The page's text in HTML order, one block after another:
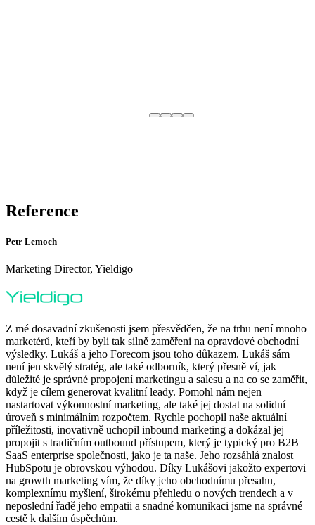
Reference
Petr Lemoch
Marketing Director, Yieldigo
Z mé dosavadní zkušenosti jsem přesvědčen, že na trhu není mnoho
marketérů, kteří by byli tak silně zaměřeni na opravdové obchodní
výsledky. Lukáš a jeho Forecom jsou toho důkazem. Lukáš sám
není jen skvělý stratég, ale také odborník, který přesně ví, jak
důležité je správné propojení marketingu a salesu a na co se zaměřit,
když je cílem generovat kvalitní leady. Pomohl nám nejen
nastartovat výkonnostní marketing, ale také jej dostat na solidní
úroveň s minimálním rozpočtem. Rychle pochopil naše aktuální
příležitosti, inovativně uchopil inbound marketing a dokázal jej
propojit s tradičním outbound přístupem, který je typický pro B2B
SaaS enterprise společnosti, jako je ta naše. Jeho rozsáhlá znalost
HubSpotu je obrovskou výhodou. Díky Lukášovi jakožto expertovi
na growth marketing vím, že díky jeho obchodnímu přesahu,
komplexnímu myšlení, širokému přehledu o nových trendech a v
neposlední řadě jeho empatii a snadné komunikaci jsme na správné
cestě k dalším úspěchům.